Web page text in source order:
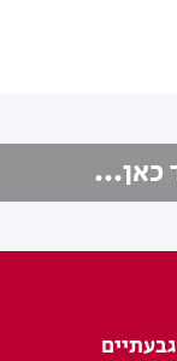
גבעתיים